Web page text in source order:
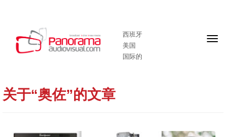
西班牙
美国
国际的
头
关于“奥佐”的文章